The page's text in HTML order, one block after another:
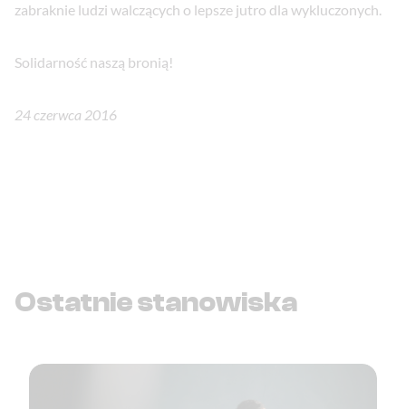
zabraknie ludzi walczących o lepsze jutro dla wykluczonych.
Solidarność naszą bronią!
24 czerwca 2016
Ostatnie stanowiska